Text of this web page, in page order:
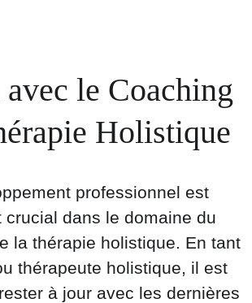
le Coaching
Holistique
professionnel est
crucial dans le domaine du
la thérapie holistique. En tant
thérapeute holistique, il est
à jour avec les dernières